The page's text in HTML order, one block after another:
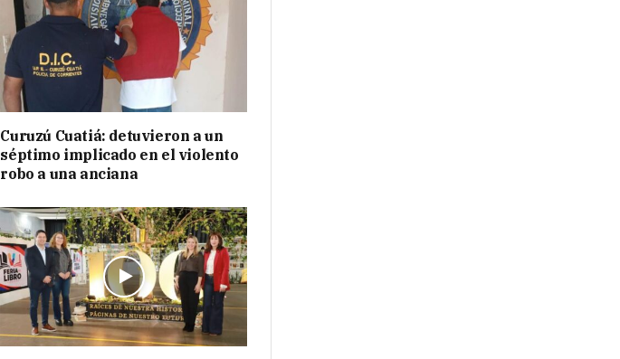
Curuzú Cuatiá: detuvieron a un
séptimo implicado en el violento
robo a una anciana